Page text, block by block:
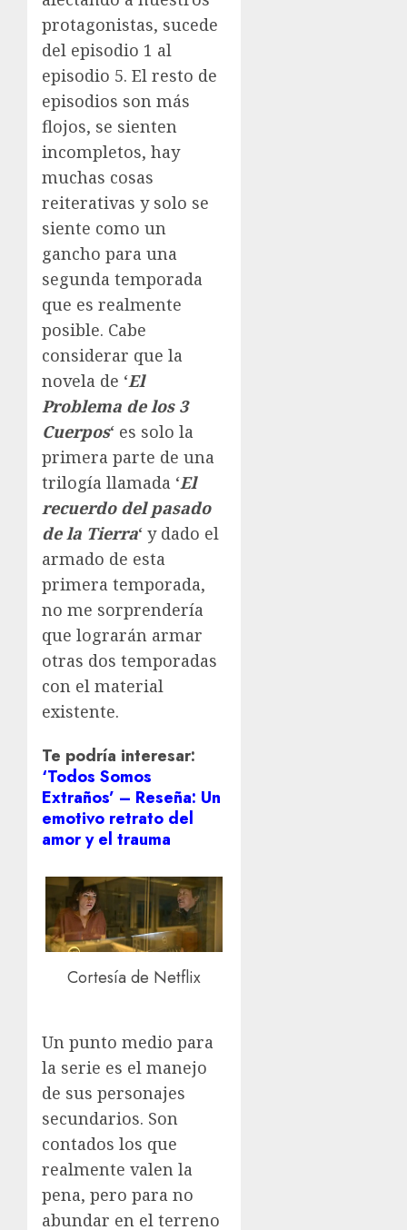
protagonistas, sucede
del episodio 1 al
episodio 5. El resto de
episodios son más
flojos, se sienten
incompletos, hay
muchas cosas
reiterativas y solo se
siente como un
gancho para una
segunda temporada
que es realmente
posible. Cabe
considerar que la
novela de ‘El
Problema de los 3
Cuerpos‘ es solo la
primera parte de una
trilogía llamada ‘El
recuerdo del pasado
de la Tierra‘ y dado el
armado de esta
primera temporada,
no me sorprendería
que lograrán armar
otras dos temporadas
con el material
existente.
Te podría interesar:
‘Todos Somos
Extraños’ – Reseña: Un
emotivo retrato del
amor y el trauma
Cortesía de Netflix
Un punto medio para
la serie es el manejo
de sus personajes
secundarios. Son
contados los que
realmente valen la
pena, pero para no
abundar en el terreno